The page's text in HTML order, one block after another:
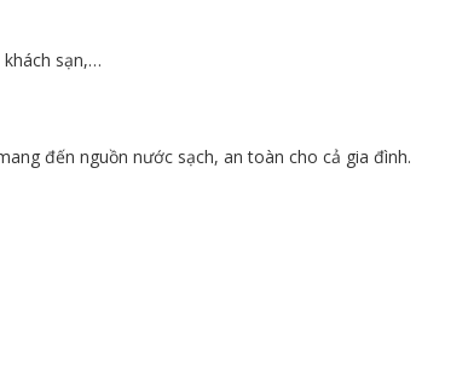
sạn,…
đến nguồn nước sạch, an toàn cho cả gia đình.